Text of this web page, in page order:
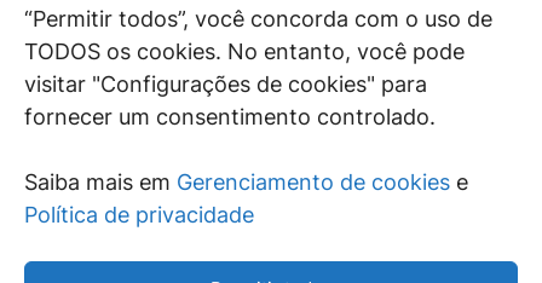
“Permitir todos”, você concorda com o uso de
TODOS os cookies. No entanto, você pode
visitar "Configurações de cookies" para
fornecer um consentimento controlado.
Saiba mais em Gerenciamento de cookies e
Política de privacidade
SIGA